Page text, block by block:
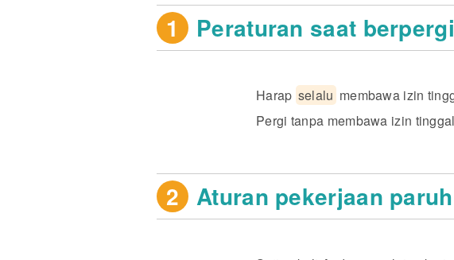
1 Peraturan saat
Harap selalu membawa izin
Pergi tanpa membawa izin
2 Aturan pekerjaan